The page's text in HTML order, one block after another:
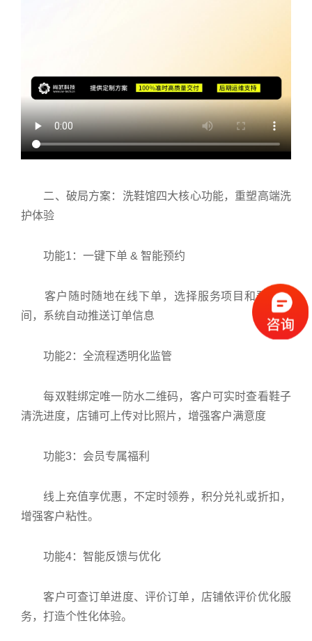
二、破局方案：洗鞋馆四大核心功能，重塑高端洗
护体验
功能1：一键下单 & 智能预约
客户随时随地在线下单，选择服务项目和预约时
间，系统自动推送订单信息
功能2：全流程透明化监管
每双鞋绑定唯一防水二维码，客户可实时查看鞋子
清洗进度，店铺可上传对比照片，增强客户满意度
功能3：会员专属福利
线上充值享优惠，不定时领券，积分兑礼或折扣，
增强客户粘性。
功能4：智能反馈与优化
客户可查订单进度、评价订单，店铺依评价优化服
务，打造个性化体验。